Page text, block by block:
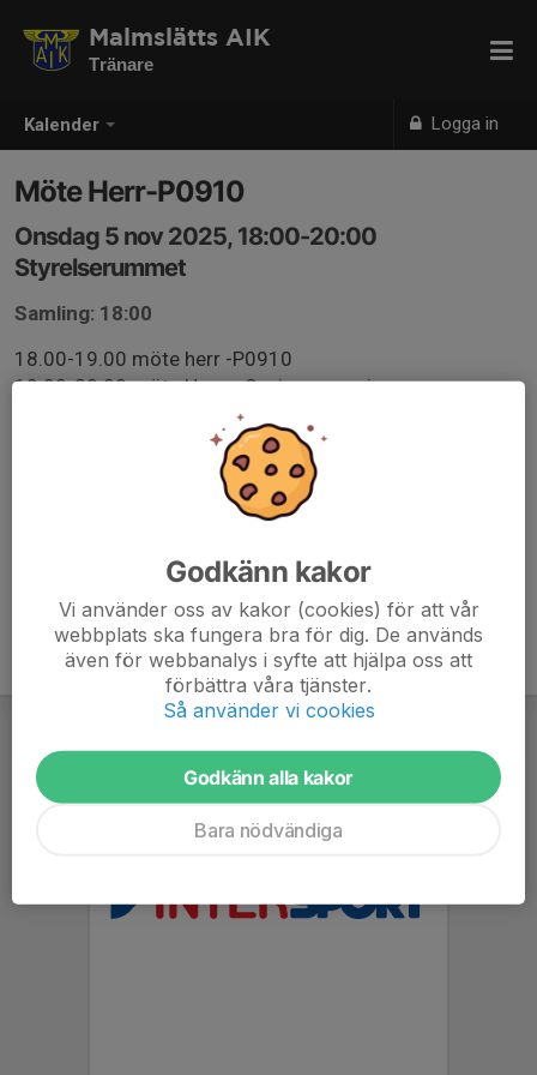
Kalender Logga in
Malmslätts AIK
Tränare
Möte Herr-P0910
Onsdag 5 nov 2025, 18:00-20:00
Styrelserummet
Samling: 18:00
18.00-19.00 möte herr -P0910
19.00-20.00 möte Herr + Senior ansvariga
Godkänn kakor
Vi använder oss av kakor (cookies) för att vår
webbplats ska fungera bra för dig. De används
även för webbanalys i syfte att hjälpa oss att
förbättra våra tjänster.
Så använder vi cookies
Godkänn alla kakor
Bara nödvändiga